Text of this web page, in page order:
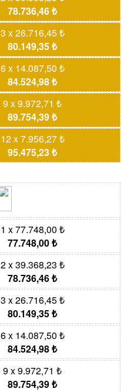
78.736,46 ₺
3 x 26.716,45 ₺
80.149,35 ₺
6 x 14.087,50 ₺
84.524,98 ₺
9 x 9.972,71 ₺
89.754,39 ₺
12 x 7.956,27 ₺
95.475,23 ₺
1 x 77.748,00 ₺
77.748,00 ₺
2 x 39.368,23 ₺
78.736,46 ₺
3 x 26.716,45 ₺
80.149,35 ₺
6 x 14.087,50 ₺
84.524,98 ₺
9 x 9.972,71 ₺
89.754,39 ₺